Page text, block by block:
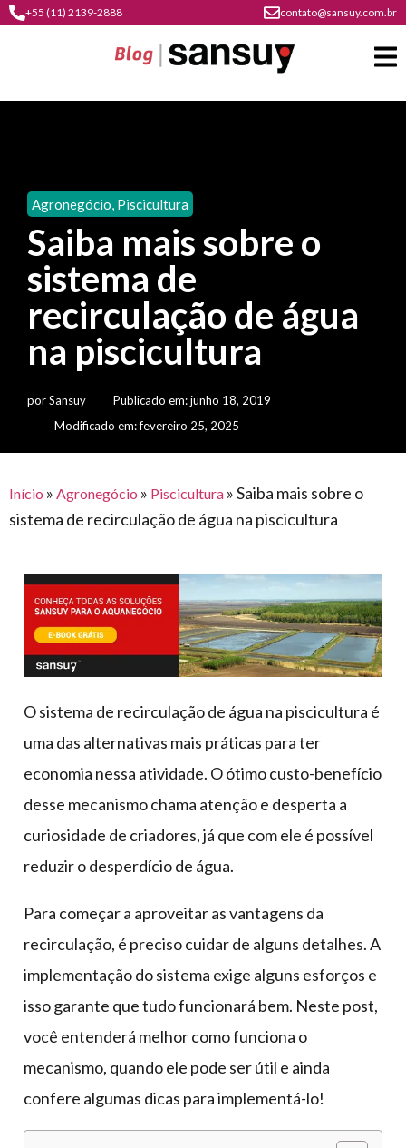
+55 (11) 2139-2888 contato@sansuy.com.br
contato
cultura
do
plástico
institucional
materiais
gratuitos
premiações
Agronegócio
psicultura
soluções
em
água
para
Coberturas
barracas
sansuy
de
feira
Indústria
comunicação
visual
offshore
civil
piscinas
automotivo
móveis,
calçados,
epi's
lonas
multiúso
Transporte
e logística
armazenagem
lonas
vida
caminhoneiro
Agronegócio, Piscicultura
Saiba mais sobre o
sistema de
recirculação de água
na piscicultura
porSansuy Publicado em:junho 18, 2019
Modificado em: fevereiro 25, 2025
Início » Agronegócio » Piscicultura »Saiba mais sobre o
sistema de recirculação de água na piscicultura
O sistema de recirculação de água na piscicultura é
uma das alternativas mais práticas para ter
economia nessa atividade. O ótimo custo-benefício
desse mecanismo chama atenção e desperta a
curiosidade de criadores, já que com ele é possível
reduzir o desperdício de água.
Para começar a aproveitar as vantagens da
recirculação, é preciso cuidar de alguns detalhes. A
implementação do sistema exige alguns esforços e
isso garante que tudo funcionará bem. Neste post,
você entenderá melhor como funciona o
mecanismo, quando ele pode ser útil e ainda
confere algumas dicas para implementá-lo!